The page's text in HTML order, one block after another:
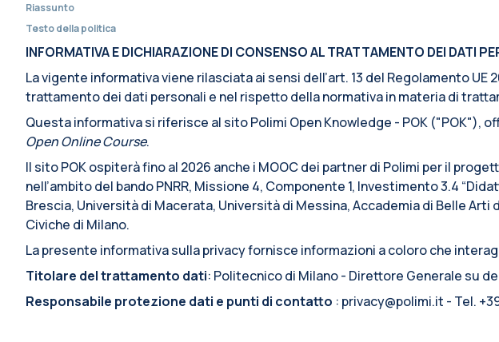
Riassunto
Testo della politica
INFORMATIVA E DICHIARAZIONE DI CONSENSO AL TRATTAMENTO DEI DATI
La vigente informativa viene rilasciata ai sensi dell’art. 13 del Regolamento
trattamento dei dati personali e nel rispetto della normativa in materia di
Questa informativa si riferisce al sito Polimi Open Knowledge - POK ("POK"),
Open Online Course.
Il sito POK ospiterà fino al 2026 anche i MOOC dei partner di Polimi per il
nell’ambito del bando PNRR, Missione 4, Componente 1, Investimento 3.4
Brescia, Università di Macerata, Università di Messina, Accademia di Belle
Civiche di Milano.
La presente informativa sulla privacy fornisce informazioni a coloro che
Titolare del trattamento dati: Politecnico di Milano - Direttore Generale su
Responsabile protezione dati e punti di contatto : privacy@polimi.it - Tel.